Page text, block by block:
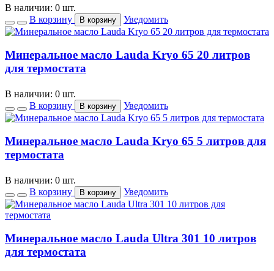
В наличии: 0 шт.
В корзину
В корзину Уведомить
Минеральное масло Lauda Kryo 65 20 литров
для термостата
В наличии: 0 шт.
В корзину
В корзину Уведомить
Минеральное масло Lauda Kryo 65 5 литров для
термостата
В наличии: 0 шт.
В корзину
В корзину Уведомить
Минеральное масло Lauda Ultra 301 10 литров
для термостата